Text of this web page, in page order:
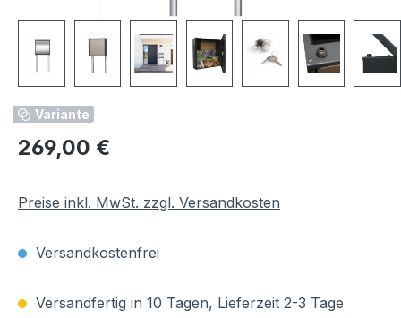
Variante
Regulärer Preis:
269,00 €
Preise inkl. MwSt. zzgl. Versandkosten
Versandkostenfrei
Versandfertig in 10 Tagen, Lieferzeit 2-3 Tage